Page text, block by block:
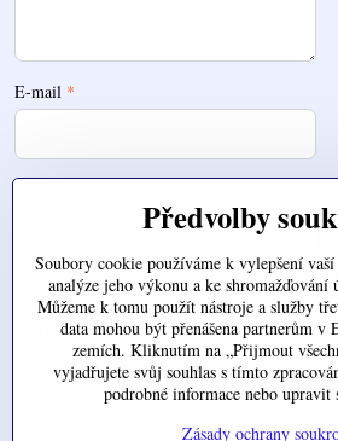
E-mail *
Zde nahrajte váš soubor
Předvolby
Soubory cookie používáme k vylepšení
analýze jeho výkonu a ke shromažďování
Můžeme k tomu použít nástroje a služby
data mohou být přenášena partnerům
zemích. Kliknutím na „Přijmout
vyjadřujete svůj souhlas s tímto
podrobné informace nebo upravit
Zásady ochrany